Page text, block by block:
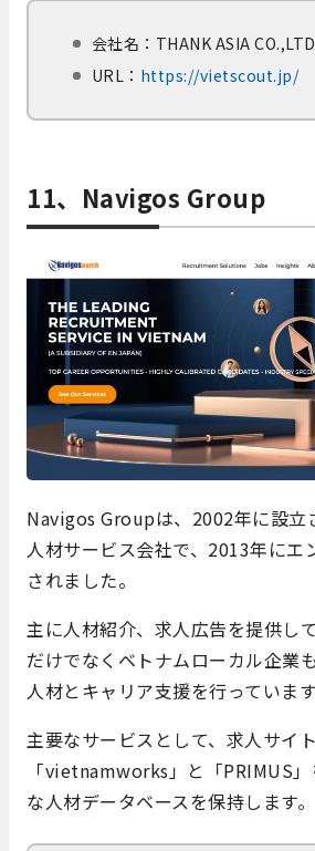
会社名： THANK ASIA CO.,LTD
URL： https://vietscout.jp/
11、Navigos Group
Navigos Groupは、2002年に設立
人材サービス会社で、2013年にエ
されました。
主に人材紹介、求人広告を提供し
だけでなくベトナムローカル企業
人材とキャリア支援を行っています
主要なサービスとして、求人サイト
「vietnamworks」と「PRIMUS
な人材データベースを保持します。